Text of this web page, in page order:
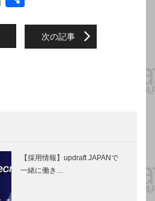
ar
e
次の記事
【採用情報】updraft JAPANで
一緒に働き…